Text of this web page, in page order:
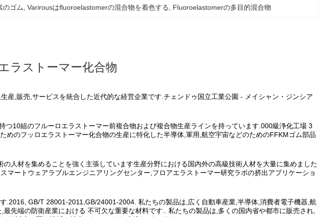
のゴム , Varirousはfluoroelastomerの混合物を着色する Fluoroelastomerの多目的混合物
ラストーマー化合物
産,販売,サービスを統合した近代的な経営企業です.チェンドゥ国立工業公園 - メイシャン・ジンシア
つ10組のフルーロエラストーマー前複合物および複合物生産ラインを持っています.000級浄化工場 3
めのフッロエラストーマー化合物の生産に特化した半導体,軍用,航空宇宙などのためのFFKMゴム部品
人材を集めることを強く主張しています生産分野における国内外の高級技術人材を大量に集めました
マートウェアラブルエンジニアリングセンター,フロアエラストーマー研究ラボの挤出アプリケーショ
.2016, GB/T 28001-2011,GB/24001-2004. 私たちの製品は,広く自動車産業,半導体,消費者電子機器,航
先端の防衛産業における 不可欠な重要な材料です.. 私たちの製品は,多くの国内省や都市に販売され,